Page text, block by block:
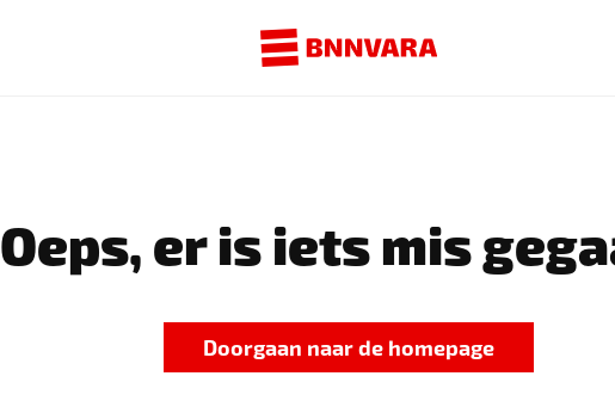
Oeps, er is iets mis
Doorgaan naar de homepage